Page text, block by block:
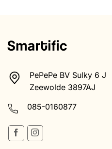
PePePe BV Sulky 6 J
Zeewolde 3897AJ
085-0160877